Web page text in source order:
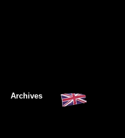
Archives